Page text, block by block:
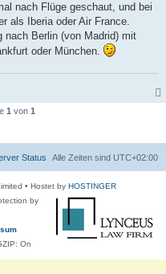
nach Flüge geschaut, und bei
als Iberia oder Air France.
nach Berlin (von Madrid) mit
oder München.
1 von 1
Alle Zeiten sind UTC+02:00
Status
• Hostet by HOSTINGER
by
On